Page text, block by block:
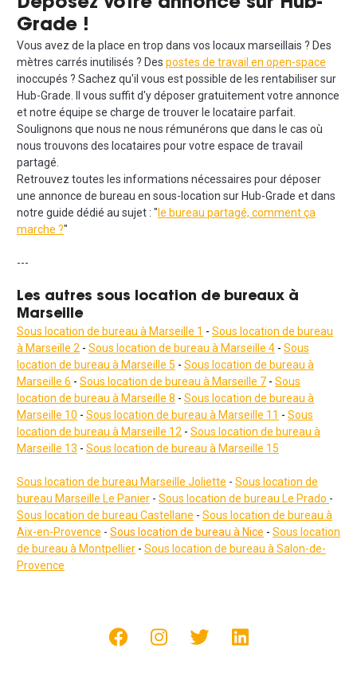
Grade !
Vous avez de la place en trop dans vos locaux marseillais ? Des
mètres carrés inutilisés ? Des postes de travail en open-space
inoccupés ? Sachez qu'il vous est possible de les rentabiliser sur
Hub-Grade. Il vous suffit d'y déposer gratuitement votre annonce
et notre équipe se charge de trouver le locataire parfait.
Soulignons que nous ne nous rémunérons que dans le cas où
nous trouvons des locataires pour votre espace de travail
partagé.
Retrouvez toutes les informations nécessaires pour déposer
une annonce de bureau en sous-location sur Hub-Grade et dans
notre guide dédié au sujet : " le bureau partagé, comment ça
marche ?"
---
Les autres sous location de bureaux à
Marseille
Sous location de bureau à Marseille 1 - Sous location de bureau
à Marseille 2 - Sous location de bureau à Marseille 4 - Sous
location de bureau à Marseille 5 - Sous location de bureau à
Marseille 6 - Sous location de bureau à Marseille 7 - Sous
location de bureau à Marseille 8 - Sous location de bureau à
Marseille 10 - Sous location de bureau à Marseille 11 - Sous
location de bureau à Marseille 12 - Sous location de bureau à
Marseille 13 - Sous location de bureau à Marseille 15
Sous location de bureau Marseille Joliette - Sous location de
bureau Marseille Le Panier - Sous location de bureau Le Prado -
Sous location de bureau Castellane - Sous location de bureau à
Aix-en-Provence - Sous location de bureau à Nice - Sous location
de bureau à Montpellier - Sous location de bureau à Salon-de-
Provence